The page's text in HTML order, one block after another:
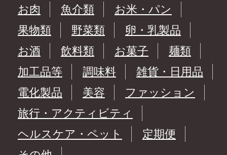
お肉
魚介類
お米・パン
果物類
野菜類
卵・乳製品
お酒
飲料類 お菓子
麺類
加工品等
調味料
雑貨・日用品
電化製品
美容
ファッション
旅行・アクティビティ
ヘルスケア・ペット
定期便